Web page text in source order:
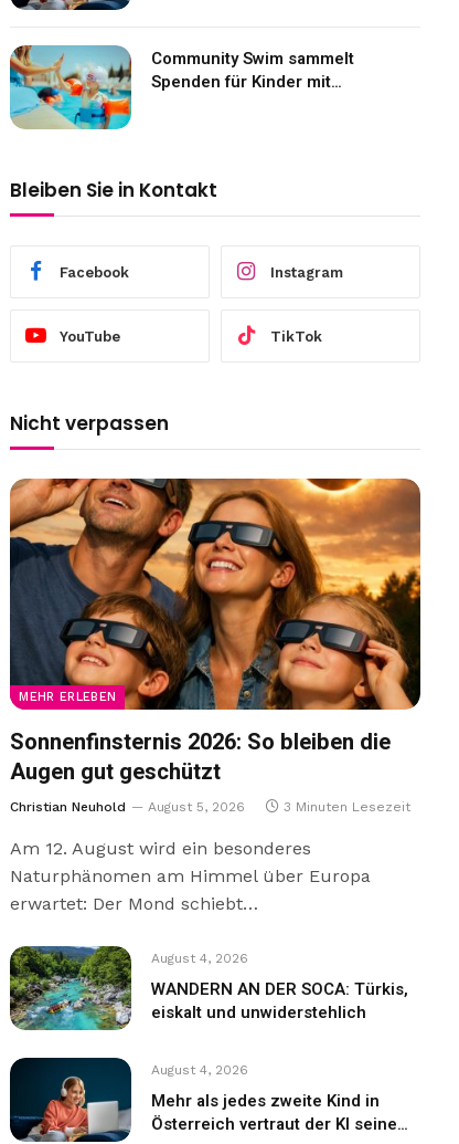
Community Swim sammelt
Spenden für Kinder mit
Bleiben Sie in Kontakt
Facebook Instagram
YouTube TikTok
Nicht verpassen
MEHR ERLEBEN
Sonnenfinsternis 2026: So bleiben die
Augen gut geschützt
Christian Neuhold August 5, 2026 3 Minuten Lesezeit
Am 12. August wird ein besonderes
Naturphänomen am Himmel über Europa
erwartet: Der Mond schiebt…
August 4, 2026
WANDERN AN DER SOCA: Türkis,
eiskalt und unwiderstehlich
August 4, 2026
Mehr als jedes zweite Kind in
Österreich vertraut der KI seine